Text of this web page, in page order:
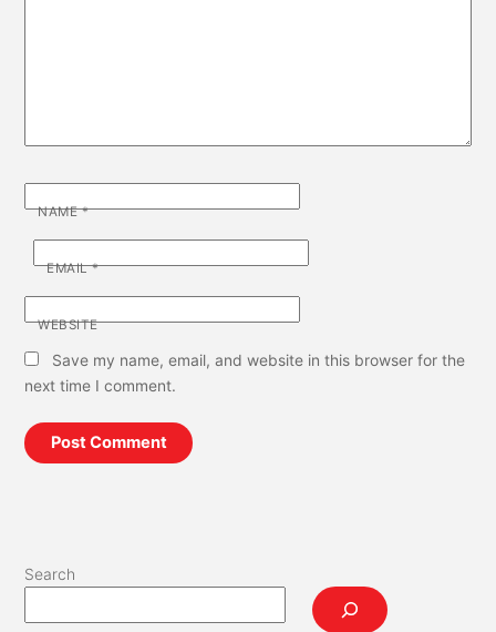
NAME*
EMAIL*
WEBSITE
Save my name, email, and website in this browser for the
next time I comment.
Search